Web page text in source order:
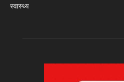
स्वास्थ्य